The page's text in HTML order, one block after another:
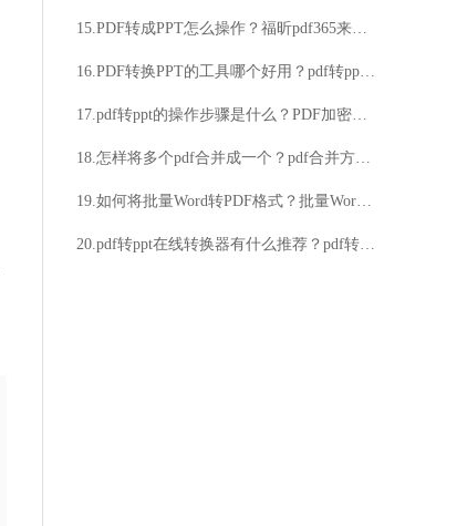
15.PDF转成PPT怎么操作？福昕pdf365来帮忙
16.PDF转换PPT的工具哪个好用？pdf转ppt方法介绍
17.pdf转ppt的操作步骤是什么？PDF加密码的方法分享
18.怎样将多个pdf合并成一个？pdf合并方法推荐
19.如何将批量Word转PDF格式？批量Word转PDF格式的方法
20.pdf转ppt在线转换器有什么推荐？pdf转ppt方法介绍